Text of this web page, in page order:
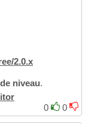
2.0.x
niveau.
0
0